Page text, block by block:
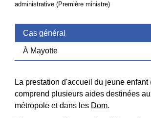
administrative (Première ministre)
Cas général
À Mayotte
La prestation d'accueil du jeune enfant
comprend plusieurs aides destinées
métropole et dans les Dom.